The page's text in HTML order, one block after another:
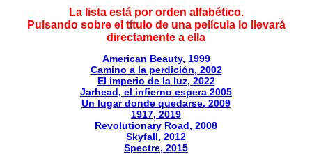
La lista está por orden alfabético.
Pulsando sobre el título de una película lo llevará
directamente a ella
American Beauty, 1999
Camino a la perdición, 2002
El imperio de la luz, 2022
Jarhead, el infierno espera 2005
Un lugar donde quedarse, 2009
1917, 2019
Revolutionary Road, 2008
Skyfall, 2012
Spectre, 2015